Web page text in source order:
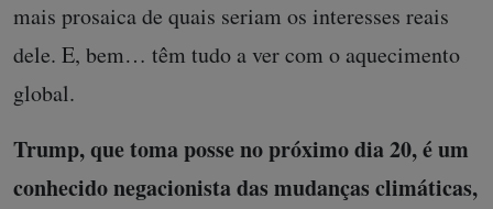
mais prosaica de quais seriam os interesses reais
dele. E, bem… têm tudo a ver com o aquecimento
global.
Trump, que toma posse no próximo dia 20, é um
conhecido negacionista das mudanças climáticas,